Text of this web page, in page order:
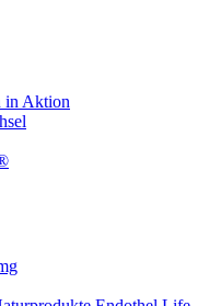
in Aktion